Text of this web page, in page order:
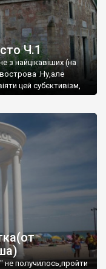
Ч.1
з найцікавіших (на
.Ну,але
цей субєктивізм,
получилось,пройти